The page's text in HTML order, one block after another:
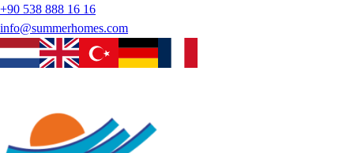
+90 538 888 16 16
info@summerhomes.com